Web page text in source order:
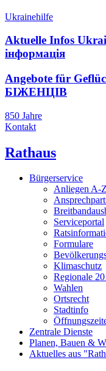
Ukrainehilfe
Aktuelle Infos
інформація
Angebote für
БІЖЕНЦІВ
850 Jahre
Kontakt
Rathaus
Bürgerservice
Anliegen A-Z
Serviceportal
Formulare
Klimaschutz
Regionale
Wahlen
Ortsrecht
Stadtinfo
Zentrale Dienste
Planen, Bauen &
Aktuelles aus